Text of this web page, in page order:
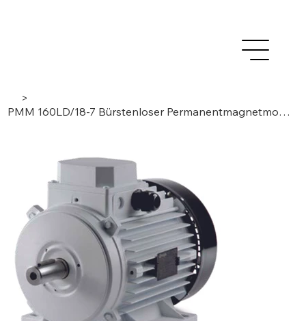
>
PMM 160LD/18-7 Bürstenloser Permanentmagnetmotor 3Phasen/ 18Pole/ 7 Module